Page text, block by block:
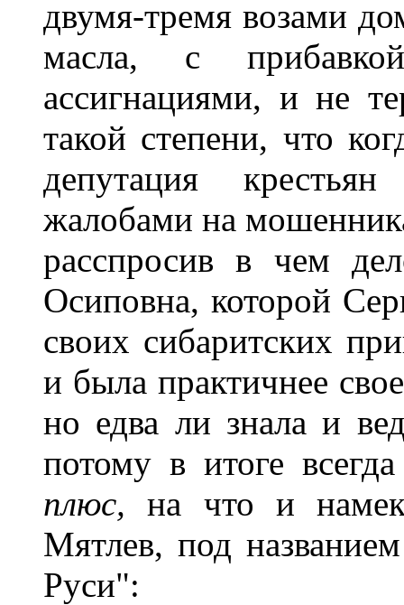
двумя-тремя возами
масла, с
ассигнациями, и не
такой степени, что
депутация
жалобами на
расспросив в чем
Осиповна, которой
своих сибаритских
и была практичнее
но едва ли знала и
потому в итоге
плюс,на что и
Мятлев, под
Руси":